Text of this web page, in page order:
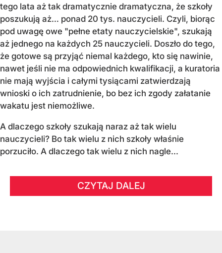
tego lata aż tak dramatycznie dramatyczna, że szkoły
poszukują aż… ponad 20 tys. nauczycieli. Czyli, biorąc
pod uwagę owe "pełne etaty nauczycielskie", szukają
aż jednego na każdych 25 nauczycieli. Doszło do tego,
że gotowe są przyjąć niemal każdego, kto się nawinie,
nawet jeśli nie ma odpowiednich kwalifikacji, a kuratoria
nie mają wyjścia i całymi tysiącami zatwierdzają
wnioski o ich zatrudnienie, bo bez ich zgody załatanie
wakatu jest niemożliwe.
A dlaczego szkoły szukają naraz aż tak wielu
nauczycieli? Bo tak wielu z nich szkoły właśnie
porzuciło. A dlaczego tak wielu z nich nagle...
CZYTAJ DALEJ